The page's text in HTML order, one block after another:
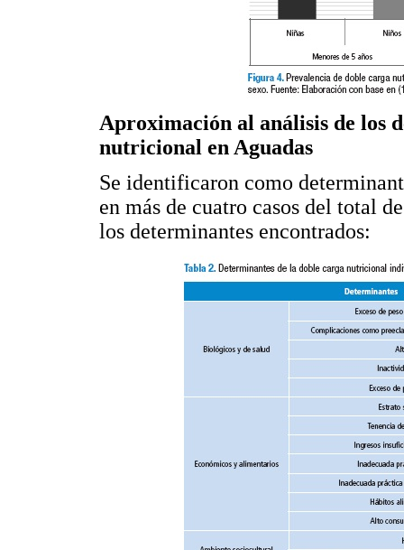
Aproximación al análisis de los
nutricional en Aguadas
Se identificaron como
en más de cuatro casos del total
los determinantes encontrados: